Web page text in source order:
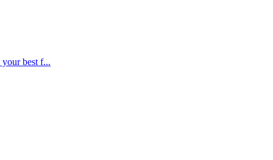
best f...